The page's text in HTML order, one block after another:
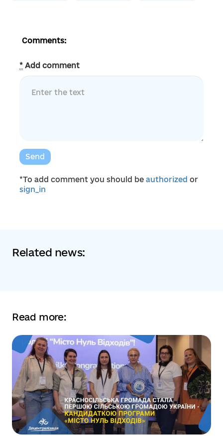
Comments:
* Add comment
Send
*To add comment you should be authorized or
sign_in
Related news:
Read more: